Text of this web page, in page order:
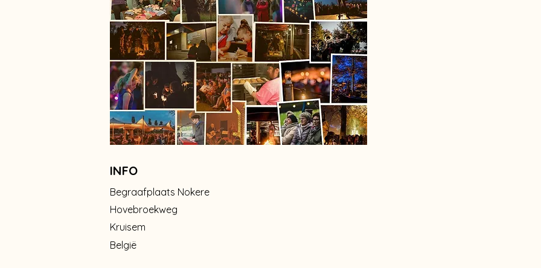
Begraafplaats Nokere
INFO
Hovebroekweg
Kruisem
België